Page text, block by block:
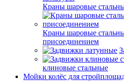
Краны шаровые
Краны шаровые
присоединением
клиновые стальные
Мойки колёс для